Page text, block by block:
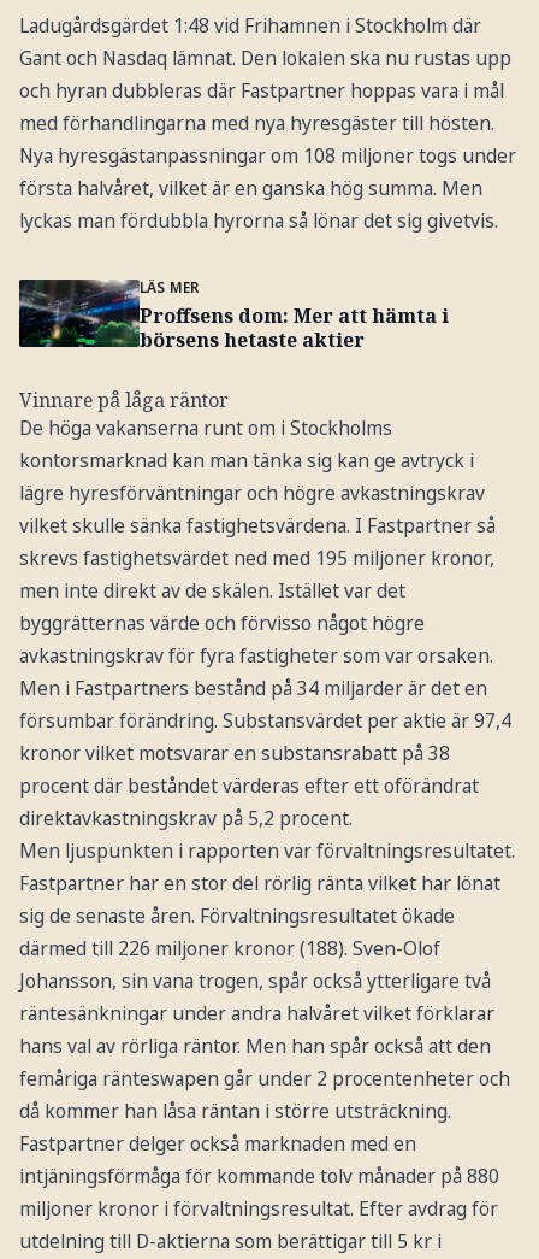
Ladugårdsgärdet 1:48 vid Frihamnen i Stockholm där
Gant och Nasdaq lämnat. Den lokalen ska nu rustas upp
och hyran dubbleras där Fastpartner hoppas vara i mål
med förhandlingarna med nya hyresgäster till hösten.
Nya hyresgästanpassningar om 108 miljoner togs under
första halvåret, vilket är en ganska hög summa. Men
lyckas man fördubbla hyrorna så lönar det sig givetvis.
LÄS MER
Proffsens dom: Mer att hämta i
börsens hetaste aktier
Vinnare på låga räntor
De höga vakanserna runt om i Stockholms
kontorsmarknad kan man tänka sig kan ge avtryck i
lägre hyresförväntningar och högre avkastningskrav
vilket skulle sänka fastighetsvärdena. I Fastpartner så
skrevs fastighetsvärdet ned med 195 miljoner kronor,
men inte direkt av de skälen. Istället var det
byggrätternas värde och förvisso något högre
avkastningskrav för fyra fastigheter som var orsaken.
Men i Fastpartners bestånd på 34 miljarder är det en
försumbar förändring. Substansvärdet per aktie är 97,4
kronor vilket motsvarar en substansrabatt på 38
procent där beståndet värderas efter ett oförändrat
direktavkastningskrav på 5,2 procent.
Men ljuspunkten i rapporten var förvaltningsresultatet.
Fastpartner har en stor del rörlig ränta vilket har lönat
sig de senaste åren. Förvaltningsresultatet ökade
därmed till 226 miljoner kronor (188). Sven-Olof
Johansson, sin vana trogen, spår också ytterligare två
räntesänkningar under andra halvåret vilket förklarar
hans val av rörliga räntor. Men han spår också att den
femåriga ränteswapen går under 2 procentenheter och
då kommer han låsa räntan i större utsträckning.
Fastpartner delger också marknaden med en
intjäningsförmåga för kommande tolv månader på 880
miljoner kronor i förvaltningsresultat. Efter avdrag för
utdelning till D-aktierna som berättigar till 5 kr i